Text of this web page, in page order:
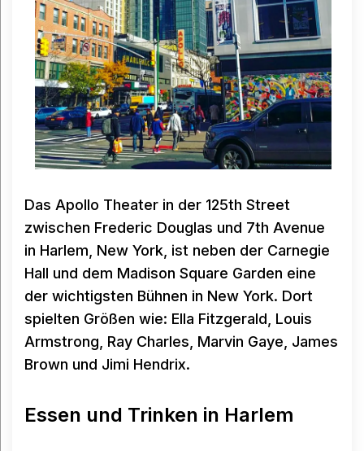
Das Apollo Theater in der 125th Street
zwischen Frederic Douglas und 7th Avenue
in Harlem, New York, ist neben der Carnegie
Hall und dem Madison Square Garden eine
der wichtigsten Bühnen in New York. Dort
spielten Größen wie: Ella Fitzgerald, Louis
Armstrong, Ray Charles, Marvin Gaye, James
Brown und Jimi Hendrix.
Essen und Trinken in Harlem